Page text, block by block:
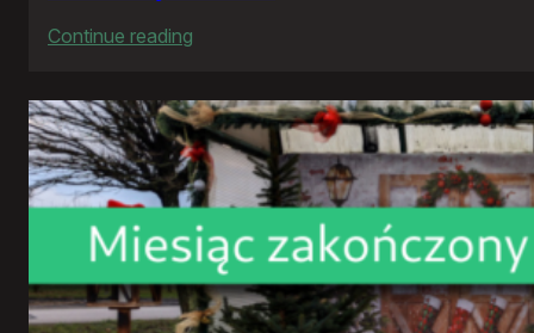
Continue reading
rok
2025